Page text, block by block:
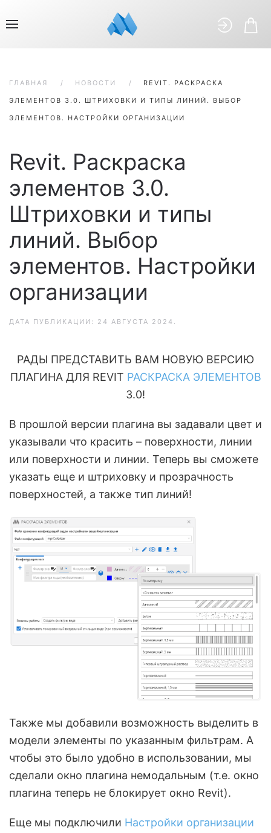
ГЛАВНАЯ НОВОСТИ REVIT. РАСКРАСКА
ЭЛЕМЕНТОВ 3.0. ШТРИХОВКИ И ТИПЫ ЛИНИЙ. ВЫБОР
ЭЛЕМЕНТОВ. НАСТРОЙКИ ОРГАНИЗАЦИИ
Revit. Раскраска
элементов 3.0.
Штриховки и типы
линий. Выбор
элементов. Настройки
организации
ДАТА ПУБЛИКАЦИИ: 24 АВГУСТА 2024 .
РАДЫ ПРЕДСТАВИТЬ ВАМ НОВУЮ ВЕРСИЮ
ПЛАГИНА ДЛЯ REVIT РАСКРАСКА ЭЛЕМЕНТОВ
3.0!
В прошлой версии плагина вы задавали цвет и
указывали что красить – поверхности, линии
или поверхности и линии. Теперь вы сможете
указать еще и штриховку и прозрачность
поверхностей, а также тип линий!
Также мы добавили возможность выделить в
модели элементы по указанным фильтрам. А
чтобы это было удобно в использовании, мы
сделали окно плагина немодальным (т.е. окно
плагина теперь не блокирует окно Revit).
Еще мы подключили Настройки организации